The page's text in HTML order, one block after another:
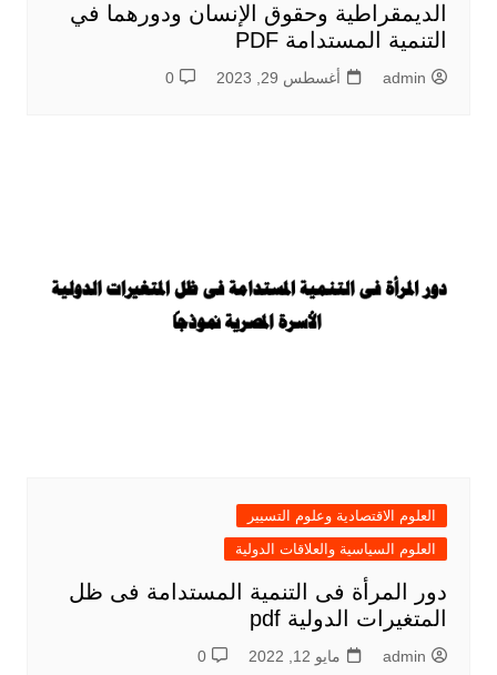
الديمقراطية وحقوق الإنسان ودورهما في
التنمية المستدامة PDF
admin أغسطس 29, 2023 0
العلوم الاقتصادية وعلوم التسيير
العلوم السياسية والعلاقات الدولية
دور المرأة فى التنمية المستدامة فى ظل
المتغيرات الدولية pdf
admin مايو 12, 2022 0